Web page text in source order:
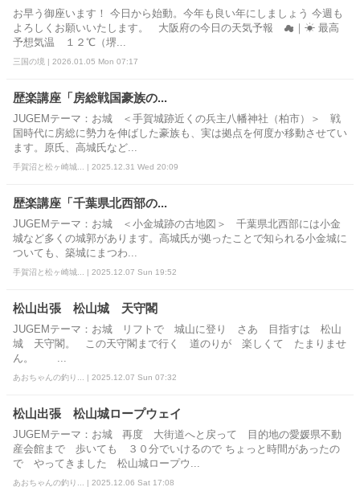
お早う御座います！ 今日から始動。今年も良い年にしましょう 今週も
よろしくお願いいたします。 大阪府の今日の天気予報 ☁｜☀ 最高
予想気温 １２℃（堺...
三国の境 | 2026.01.05 Mon 07:17
歴楽講座「房総戦国豪族の...
JUGEMテーマ：お城 ＜手賀城跡近くの兵主八幡神社（柏市）＞ 戦
国時代に房総に勢力を伸ばした豪族も、実は拠点を何度か移動させてい
ます。原氏、高城氏など...
手賀沼と松ヶ崎城... | 2025.12.31 Wed 20:09
歴楽講座「千葉県北西部の...
JUGEMテーマ：お城 ＜小金城跡の古地図＞ 千葉県北西部には小金
城など多くの城郭があります。高城氏が拠ったことで知られる小金城に
ついても、築城にまつわ...
手賀沼と松ヶ崎城... | 2025.12.07 Sun 19:52
松山出張 松山城 天守閣
JUGEMテーマ：お城 リフトで 城山に登り さあ 目指すは 松山
城 天守閣。 この天守閣まで行く 道のりが 楽しくて たまりませ
ん。 ...
あおちゃんの釣り... | 2025.12.07 Sun 07:32
松山出張 松山城ロープウェイ
JUGEMテーマ：お城 再度 大街道へと戻って 目的地の愛媛県不動
産会館まで 歩いても ３０分でいけるので ちょっと時間があったの
で やってきました 松山城ロープウ...
あおちゃんの釣り... | 2025.12.06 Sat 17:08